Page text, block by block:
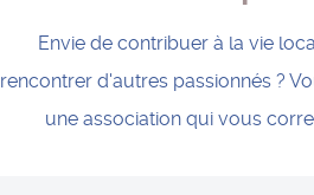
Envie de contribuer à la vie
rencontrer d'autres passionnés ?
une association qui vous